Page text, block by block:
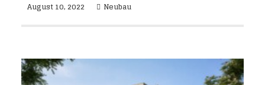
August 10, 2022 Neubau